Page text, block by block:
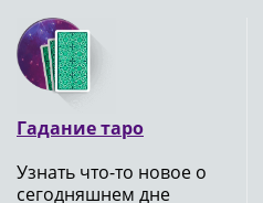
Гадание таро
Узнать что-то новое о
сегодняшнем дне